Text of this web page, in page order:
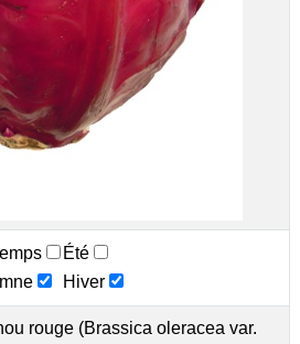
Été
Hiver
rouge (Brassica oleracea var.